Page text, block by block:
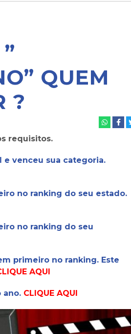
QUEM
?
requisitos.
e venceu sua categoria.
no ranking do seu estado.
no ranking do seu
primeiro no ranking. Este
AQUI
ano. CLIQUE AQUI